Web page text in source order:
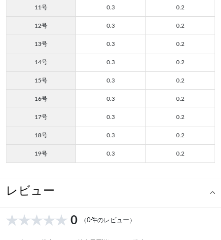
11号 0.3 0.2
12号 0.3 0.2
13号 0.3 0.2
14号 0.3 0.2
15号 0.3 0.2
16号 0.3 0.2
17号 0.3 0.2
18号 0.3 0.2
19号 0.3 0.2
レビュー
0 （0件のレビュー）